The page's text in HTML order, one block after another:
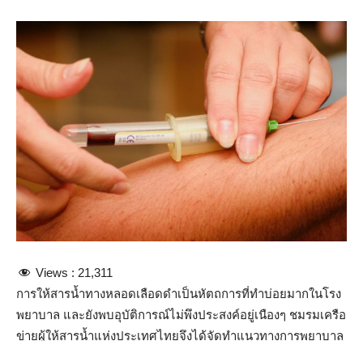
Views : 21,311
การให้สารน้ำทางหลอดเลือดดำเป็นหัตถการที่ทำบ่อยมากในโรง
พยาบาล และยังพบอุบัติการณ์ไม่พึงประสงค์อยู่เนืองๆ ชมรมเครือ
ข่ายผู้ให้สารน้ำแห่งประเทศไทยจึงได้จัดทำแนวทางการพยาบาล